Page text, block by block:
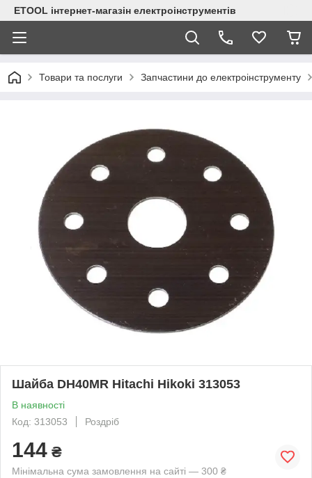
ETOOL інтернет-магазін електроінструментів
Товари та послуги Запчастини до електроінструменту
Шайба DH40MR Hitachi Hikoki 313053
В наявності
Код: 313053
Роздріб
144 ₴
Мінімальна сума замовлення на сайті — 300 ₴